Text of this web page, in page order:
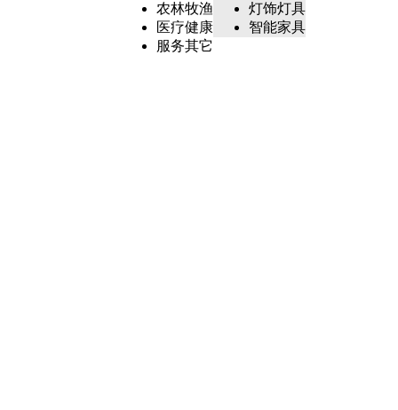
农林牧渔
医疗健康
服务其它
灯饰灯具
智能家具